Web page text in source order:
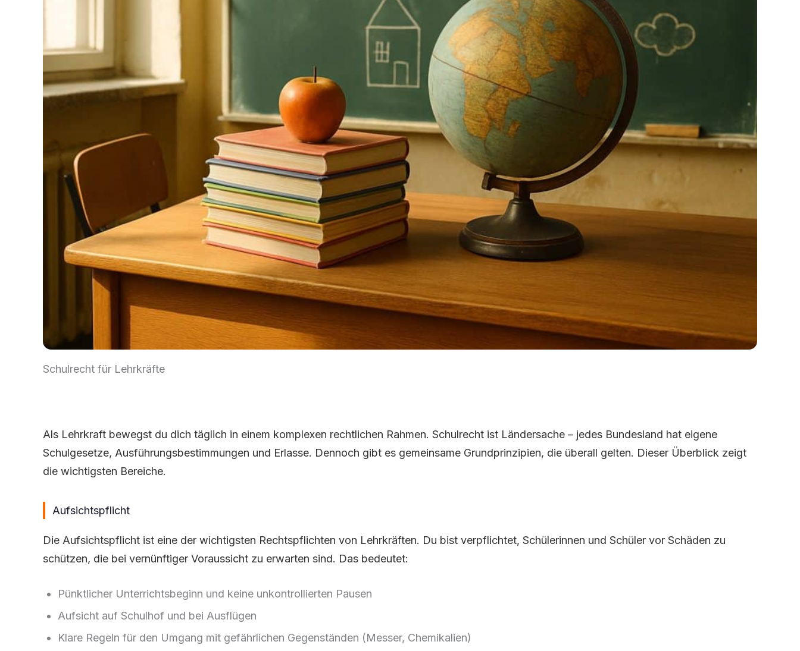
Schulrecht für Lehrkräfte
Als Lehrkraft bewegst du dich täglich in einem komplexen rechtlichen Rahmen. Schulrecht ist Ländersache – jedes Bundesland hat eigene
Schulgesetze, Ausführungsbestimmungen und Erlasse. Dennoch gibt es gemeinsame Grundprinzipien, die überall gelten. Dieser Überblick zeigt
die wichtigsten Bereiche.
Aufsichtspflicht
Die Aufsichtspflicht ist eine der wichtigsten Rechtspflichten von Lehrkräften. Du bist verpflichtet, Schülerinnen und Schüler vor Schäden zu
schützen, die bei vernünftiger Voraussicht zu erwarten sind. Das bedeutet:
Pünktlicher Unterrichtsbeginn und keine unkontrollierten Pausen
Aufsicht auf Schulhof und bei Ausflügen
Klare Regeln für den Umgang mit gefährlichen Gegenständen (Messer, Chemikalien)